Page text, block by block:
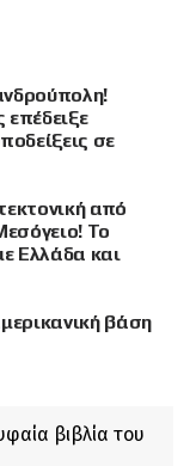
σε
από
Το
Ελλάδα και
βάση
βιβλία του